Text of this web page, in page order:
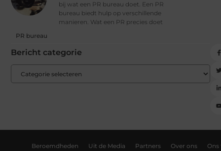
bij wat een PR bureau doet. Een PR
bureau biedt hulp op verschillende
manieren. Wat een PR precies doet
PR bureau
Bericht categorie
Beroemdheden Uit de Media Partners Over ons Ons